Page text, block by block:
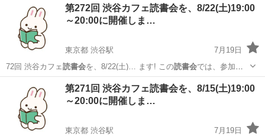
第272回 渋谷カフェ読書会を、8/22(土)19:00
～20:00に開催しま…
東京都 渋谷駅
7月19日
72回 渋谷カフェ読書会 を、8/22(土)… ます! この読書会では、参加者
の方に… 当日は、渋谷カフェ読書会という札が主催者の…
渋谷駅 その他 読書会
第271回 渋谷カフェ読書会を、8/15(土)19:00
～20:00に開催しま…
東京都 渋谷駅
7月19日